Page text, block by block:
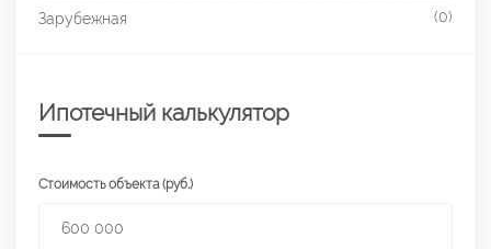
Зарубежная (0)
Ипотечный калькулятор
Стоимость объекта (руб.)